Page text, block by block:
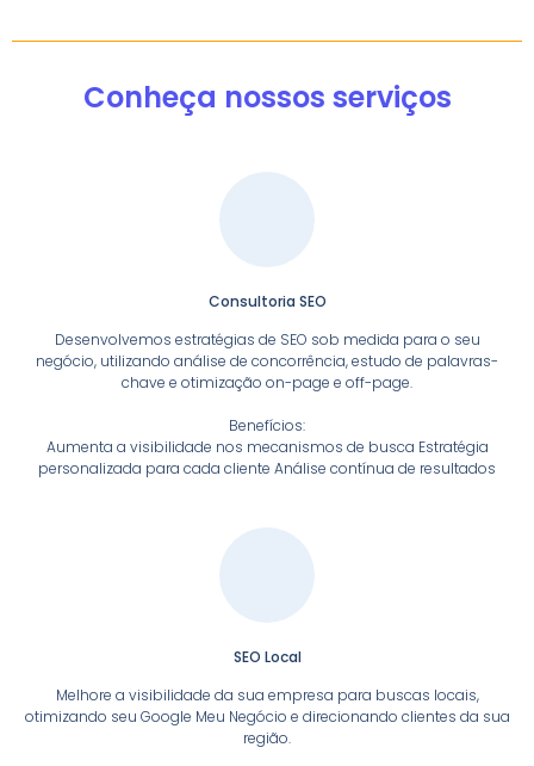
Conheça nossos serviços
Consultoria SEO
Desenvolvemos estratégias de SEO sob medida para o seu
negócio, utilizando análise de concorrência, estudo de palavras-
chave e otimização on-page e off-page.
Benefícios:
Aumenta a visibilidade nos mecanismos de busca Estratégia
personalizada para cada cliente Análise contínua de resultados
SEO Local
Melhore a visibilidade da sua empresa para buscas locais,
otimizando seu Google Meu Negócio e direcionando clientes da sua
região.